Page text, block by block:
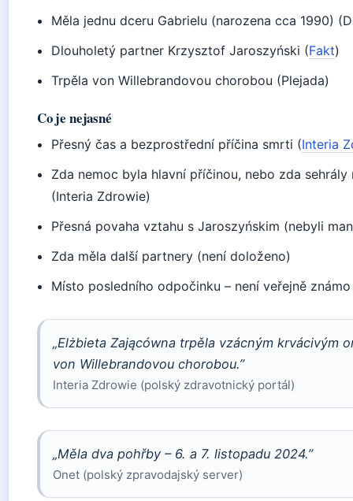
Měla jednu dceru Gabrielu (narozena cca 1990)
Dlouholetý partner Krzysztof Jaroszyński (Fakt)
Trpěla von Willebrandovou chorobou (Plejada)
Co je nejasné
Přesný čas a bezprostřední příčina smrti (Interia
Zda nemoc byla hlavní příčinou, nebo zda
(Interia Zdrowie)
Přesná povaha vztahu s Jaroszyńskim (nebyli
Zda měla další partnery (není doloženo)
Místo posledního odpočinku – není veřejně
„Elżbieta Zającówna trpěla vzácným krvácivým
von Willebrandovou chorobou.”
Interia Zdrowie (polský zdravotnický portál)
„Měla dva pohřby – 6. a 7. listopadu 2024.”
Onet (polský zpravodajský server)